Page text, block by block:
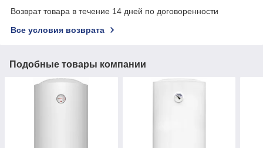
Возврат товара в течение 14 дней по договоренности
Все условия возврата
Подобные товары компании